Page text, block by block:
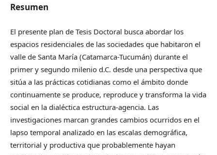
Resumen
El presente plan de Tesis Doctoral busca abordar los
espacios residenciales de las sociedades que habitaron el
valle de Santa María (Catamarca-Tucumán) durante el
primer y segundo milenio d.C. desde una perspectiva que
sitúa a las prácticas cotidianas como el ámbito donde
continuamente se produce, reproduce y transforma la vida
social en la dialéctica estructura-agencia. Las
investigaciones marcan grandes cambios ocurridos en el
lapso temporal analizado en las escalas demográfica,
territorial y productiva que probablemente hayan